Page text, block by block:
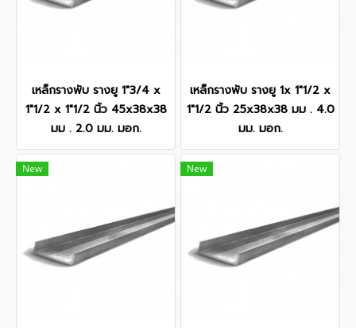
เหล็กรางพับ รางยู 1"3/4 x
1"1/2 x 1"1/2 นิ้ว 45x38x38
มม . 2.0 มม. มอก.
เหล็กรางพับ รางยู 1x 1"1/2 x
1"1/2 นิ้ว 25x38x38 มม . 4.0
มม. มอก.
New New